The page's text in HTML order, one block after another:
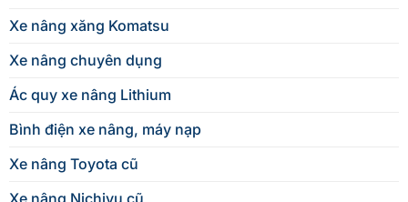
Xe nâng xăng Komatsu
Xe nâng chuyên dụng
Ác quy xe nâng Lithium
Bình điện xe nâng, máy nạp
Xe nâng Toyota cũ
Xe nâng Nichiyu cũ